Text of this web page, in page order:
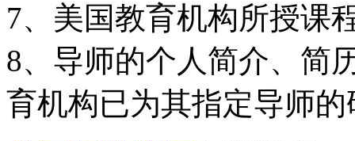
7、美国教育机构所授课
8、导师的个人简介、简
育机构已为其指定导师